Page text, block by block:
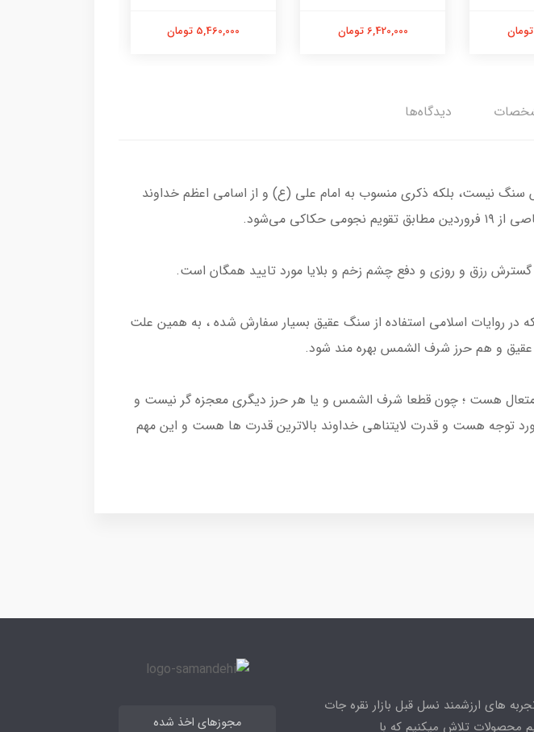
6,420,000 تومان 5,460,000 تومان
دیدگاه‌ها
نیست، بلکه ذکری منسوب به امام علی (ع) و از اسامی اعظم خداوند
می‌شود.
رزق و روزی و دفع چشم زخم و بلایا مورد تایید همگان است.
در روایات اسلامی استفاده از سنگ عقیق بسیار سفارش شده ، به همین علت
و هم حرز شرف الشمس بهره مند شود.
متعال هست ؛ چون قطعا شرف الشمس و یا هر حرز دیگری معجزه گر نیست و
توجه هست و قدرت لایتناهی خداوند بالاترین قدرت ها هست و این مهم
های ارزشمند نسل قبل بازار نقره جات
محصولات تلاش میکنیم که با
مجوزهای اخذ شده